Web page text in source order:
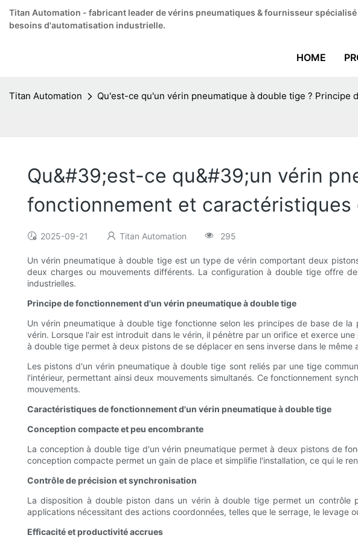
Titan Automation - fabricant leader de vérins pneumatiques & fournisseur
besoins d'automatisation industrielle.
HOME
Titan Automation Qu'est-ce qu'un vérin pneumatique à double tige ?
Qu&#39;est-ce qu&#39;un vérin
fonctionnement et
2025-09-21 Titan Automation 295
Un vérin pneumatique à double tige est un type de vérin comportant deux
deux charges ou mouvements différents. La configuration à double tige offre
industrielles.
Principe de fonctionnement d'un vérin pneumatique à double tige
Un vérin pneumatique à double tige fonctionne selon les principes de base de
vérin. Lorsque l'air est introduit dans le vérin, il pénètre par un orifice et exerce
à double tige permet à deux pistons de se déplacer en sens inverse dans le même
Les pistons d'un vérin pneumatique à double tige sont reliés par une tige
l'intérieur, permettant ainsi deux mouvements simultanés. Ce fonctionnement
mouvements.
Caractéristiques de fonctionnement d'un vérin pneumatique à double tige
Conception compacte et peu encombrante
La conception à double tige d'un vérin pneumatique permet à deux pistons de
conception compacte permet un gain de place et simplifie l'installation, ce qui le
Contrôle de précision et synchronisation
La disposition à double piston dans un vérin à double tige permet un
applications nécessitant des actions coordonnées, telles que le serrage, le levage
Efficacité et productivité accrues